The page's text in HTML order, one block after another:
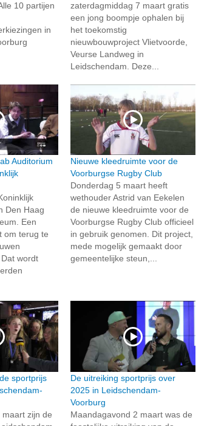
10 partijen
in
zaterdagmiddag 7 maart gratis
een jong boompje ophalen bij
het toekomstig
nieuwbouwproject Vlietvoorde,
Veurse Landweg in
Leidschendam. Deze...
Auditorium
Den Haag
Een
om terug te
wordt
Nieuwe kleedruimte voor de
Voorburgse Rugby Club
Donderdag 5 maart heeft
wethouder Astrid van Eekelen
de nieuwe kleedruimte voor de
Voorburgse Rugby Club officieel
in gebruik genomen. Dit project,
mede mogelijk gemaakt door
gemeentelijke steun,...
sportprijs
zijn de
De uitreiking sportprijs over
2025 in Leidschendam-
Voorburg
Maandagavond 2 maart was de